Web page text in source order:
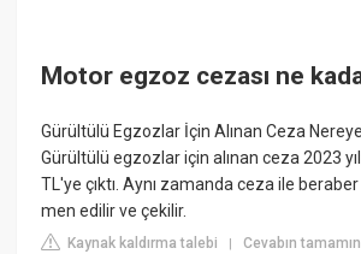
Motor egzoz cezası ne
Gürültülü Egzozlar İçin Alınan Ceza
Gürültülü egzozlar için alınan ceza 2023
TL'ye çıktı. Aynı zamanda ceza ile
men edilir ve çekilir.
Kaynak kaldırma talebi |Cevabın